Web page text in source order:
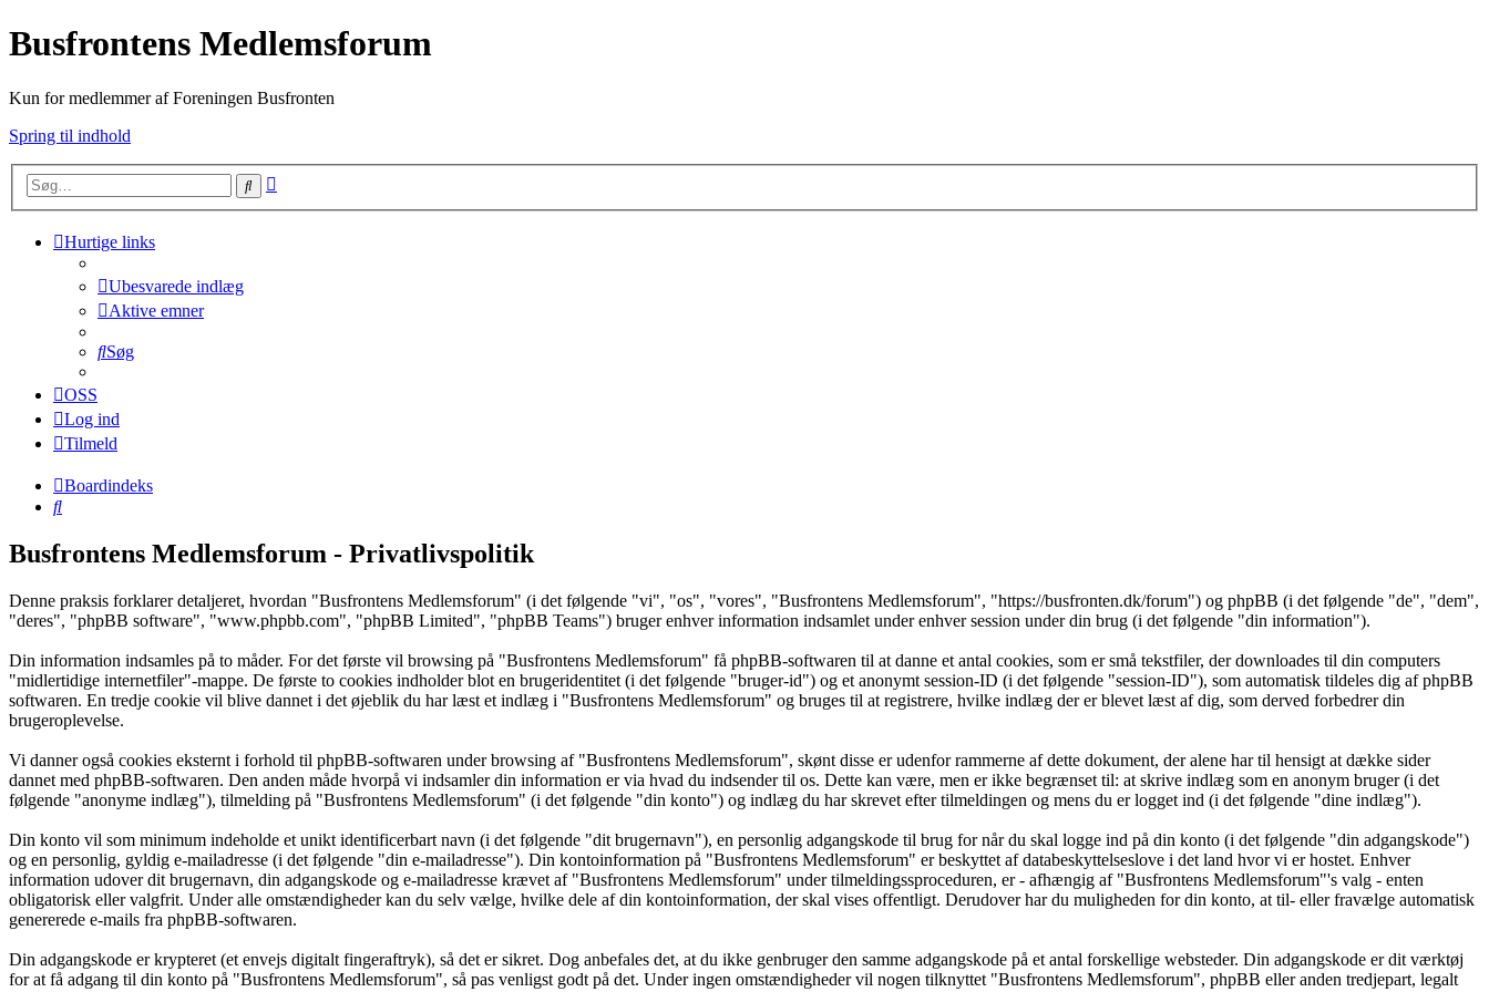
Busfrontens Medlemsforum
Kun for medlemmer af Foreningen Busfronten
Spring til indhold
Søg
Hurtige links
Ubesvarede indlæg
Aktive emner
Søg
OSS
Log ind
Tilmeld
Boardindeks
Søg
Busfrontens Medlemsforum - Privatlivspolitik
Denne praksis forklarer detaljeret, hvordan "Busfrontens Medlemsforum" (i det følgende "vi", "os", "vores", "Busfrontens Medlemsforum", "https://busfronten.dk/forum") og phpBB (i det følgende "de", "dem",
"deres", "phpBB software", "www.phpbb.com", "phpBB Limited", "phpBB Teams") bruger enhver information indsamlet under enhver session under din brug (i det følgende "din information").
Din information indsamles på to måder. For det første vil browsing på "Busfrontens Medlemsforum" få phpBB-softwaren til at danne et antal cookies, som er små tekstfiler, der downloades til din computers
"midlertidige internetfiler"-mappe. De første to cookies indholder blot en brugeridentitet (i det følgende "bruger-id") og et anonymt session-ID (i det følgende "session-ID"), som automatisk tildeles dig af phpBB
softwaren. En tredje cookie vil blive dannet i det øjeblik du har læst et indlæg i "Busfrontens Medlemsforum" og bruges til at registrere, hvilke indlæg der er blevet læst af dig, som derved forbedrer din
brugeroplevelse.
Vi danner også cookies eksternt i forhold til phpBB-softwaren under browsing af "Busfrontens Medlemsforum", skønt disse er udenfor rammerne af dette dokument, der alene har til hensigt at dække sider
dannet med phpBB-softwaren. Den anden måde hvorpå vi indsamler din information er via hvad du indsender til os. Dette kan være, men er ikke begrænset til: at skrive indlæg som en anonym bruger (i det
følgende "anonyme indlæg"), tilmelding på "Busfrontens Medlemsforum" (i det følgende "din konto") og indlæg du har skrevet efter tilmeldingen og mens du er logget ind (i det følgende "dine indlæg").
Din konto vil som minimum indeholde et unikt identificerbart navn (i det følgende "dit brugernavn"), en personlig adgangskode til brug for når du skal logge ind på din konto (i det følgende "din adgangskode")
og en personlig, gyldig e-mailadresse (i det følgende "din e-mailadresse"). Din kontoinformation på "Busfrontens Medlemsforum" er beskyttet af databeskyttelseslove i det land hvor vi er hostet. Enhver
information udover dit brugernavn, din adgangskode og e-mailadresse krævet af "Busfrontens Medlemsforum" under tilmeldingssproceduren, er - afhængig af "Busfrontens Medlemsforum"'s valg - enten
obligatorisk eller valgfrit. Under alle omstændigheder kan du selv vælge, hvilke dele af din kontoinformation, der skal vises offentligt. Derudover har du muligheden for din konto, at til- eller fravælge automatisk
genererede e-mails fra phpBB-softwaren.
Din adgangskode er krypteret (et envejs digitalt fingeraftryk), så det er sikret. Dog anbefales det, at du ikke genbruger den samme adgangskode på et antal forskellige websteder. Din adgangskode er dit værktøj
for at få adgang til din konto på "Busfrontens Medlemsforum", så pas venligst godt på det. Under ingen omstændigheder vil nogen tilknyttet "Busfrontens Medlemsforum", phpBB eller anden tredjepart, legalt